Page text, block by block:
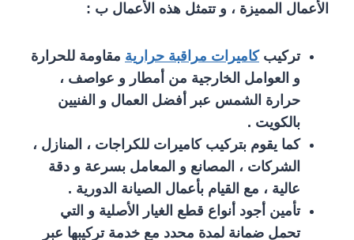
الأعمال المميزة ، و تتمثل هذه الأعمال ب :
تركيبكاميرات مراقبة حرارية مقاومة للحرارة
و العوامل الخارجية من أمطار و عواصف ،
حرارة الشمس عبر أفضل العمال و الفنيين
بالكويت .
كما يقوم بتركيب كاميرات للكراجات ، المنازل ،
الشركات ، المصانع و المعامل بسرعة و دقة
عالية ، مع القيام بأعمال الصيانة الدورية .
تأمين أجود أنواع قطع الغيار الأصلية و التي
تحمل ضمانة لمدة محدد مع خدمة تركيبها عبر